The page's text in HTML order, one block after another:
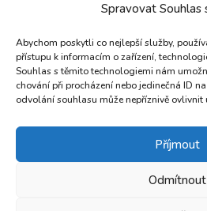
Spravovat Souhlas
Abychom poskytli co nejlepší služby,
přístupu k informacím o zařízení,
Souhlas s těmito technologiemi nám
chování při procházení nebo jedinečná ID
odvolání souhlasu může nepříznivě ovlivnit
Příjmout
Odmítnout
© 2023 AZŮRO DO
Marketingum&RH